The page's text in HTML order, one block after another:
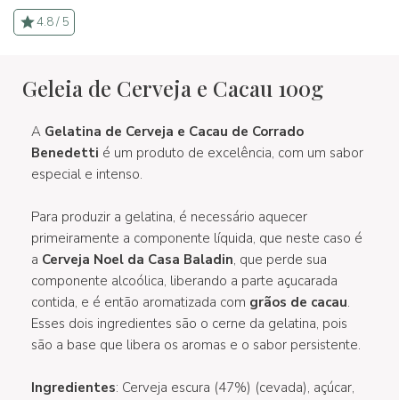
4.8 / 5
Geleia de Cerveja e Cacau 100g
A Gelatina de Cerveja e Cacau de Corrado
Benedetti é um produto de excelência, com um sabor
especial e intenso.
Para produzir a gelatina, é necessário aquecer
primeiramente a componente líquida, que neste caso é
a Cerveja Noel da Casa Baladin, que perde sua
componente alcoólica, liberando a parte açucarada
contida, e é então aromatizada com grãos de cacau.
Esses dois ingredientes são o cerne da gelatina, pois
são a base que libera os aromas e o sabor persistente.
Ingredientes: Cerveja escura (47%) (cevada), açúcar,